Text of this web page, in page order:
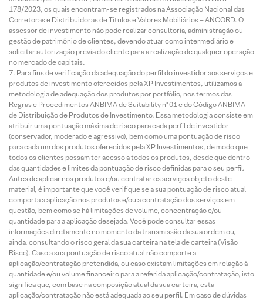
178/2023, os quais encontram-se registrados na Associação Nacional das
Corretoras e Distribuidoras de Títulos e Valores Mobiliários – ANCORD. O
assessor de investimento não pode realizar consultoria, administração ou
gestão de patrimônio de clientes, devendo atuar como intermediário e
solicitar autorização prévia do cliente para a realização de qualquer operação
no mercado de capitais.
Para fins de verificação da adequação do perfil do investidor aos serviços e
produtos de investimento oferecidos pela XP Investimentos, utilizamos a
metodologia de adequação dos produtos por portfólio, nos termos das
Regras e Procedimentos ANBIMA de Suitability nº 01 e do Código ANBIMA
de Distribuição de Produtos de Investimento. Essa metodologia consiste em
atribuir uma pontuação máxima de risco para cada perfil de investidor
(conservador, moderado e agressivo), bem como uma pontuação de risco
para cada um dos produtos oferecidos pela XP Investimentos, de modo que
todos os clientes possam ter acesso a todos os produtos, desde que dentro
das quantidades e limites da pontuação de risco definidas para o seu perfil.
Antes de aplicar nos produtos e/ou contratar os serviços objeto deste
material, é importante que você verifique se a sua pontuação de risco atual
comporta a aplicação nos produtos e/ou a contratação dos serviços em
questão, bem como se há limitações de volume, concentração e/ou
quantidade para a aplicação desejada. Você pode consultar essas
informações diretamente no momento da transmissão da sua ordem ou,
ainda, consultando o risco geral da sua carteira na tela de carteira (Visão
Risco). Caso a sua pontuação de risco atual não comporte a
aplicação/contratação pretendida, ou caso existam limitações em relação à
quantidade e/ou volume financeiro para a referida aplicação/contratação, isto
significa que, com base na composição atual da sua carteira, esta
aplicação/contratação não está adequada ao seu perfil. Em caso de dúvidas